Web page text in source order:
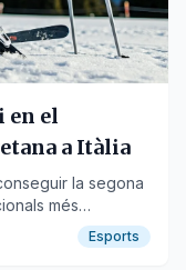
en el
a Itàlia
la segona
més
Esports